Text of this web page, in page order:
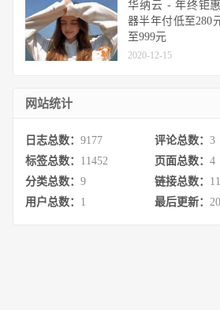
华纳云 - 年终钜
器半年付低至280
至999元
2020-12-15
网站统计
日志总数： 9177 评论总数： 3
标签总数： 11452 页面总数： 4
分类总数： 9 链接总数： 11
用户总数： 1 最后更新：